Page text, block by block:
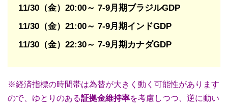
11/30（金）20:00～ 7‐9月期ブラジルGDP
11/30（金）21:00～ 7‐9月期インドGDP
11/30（金）22:30～ 7‐9月期カナダGDP
※経済指標の時間帯は為替が大きく動く可能性があります
ので、ゆとりのある証拠金維持率を考慮しつつ、逆に動い